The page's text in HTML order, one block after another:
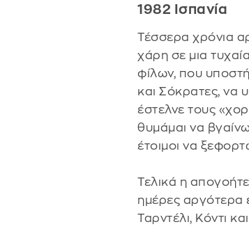
1982 Ισπανία
Τέσσερα χρόνια
χάρη σε μια
φίλων, που
και Σόκρατες, να
έστελνε τους
θυμάμαι να βγαίνω
έτοιμοι να
Τελικά η
ημέρες αργότερα
Ταρντέλι, Κόντι